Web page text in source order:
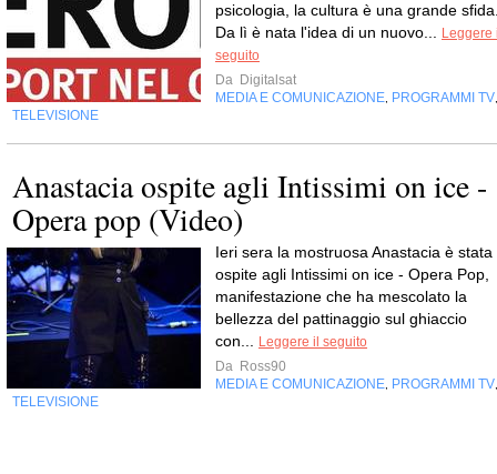
psicologia, la cultura è una grande
Da lì è nata l'idea di un nuovo...
Leggere
seguito
Da Digitalsat
MEDIA E COMUNICAZIONE PROGRAMMI TV
TELEVISIONE
Anastacia ospite agli Intissimi on ice -
Opera pop (Video)
Ieri sera la mostruosa Anastacia è stata
ospite agli Intissimi on ice - Opera Pop,
manifestazione che ha mescolato la
bellezza del pattinaggio sul ghiaccio
con...
Leggere il seguito
Da Ross90
MEDIA E COMUNICAZIONE PROGRAMMI TV
TELEVISIONE